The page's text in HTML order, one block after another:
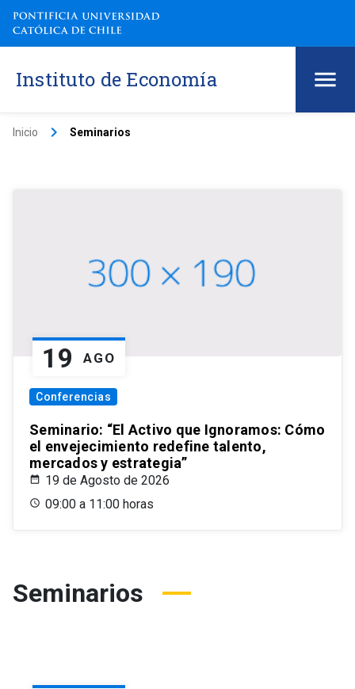
Instituto de Economía
Inicio keyboard_arrow_right Seminarios
19 AGO
Conferencias
Seminario: “El Activo que Ignoramos: Cómo
el envejecimiento redefine talento,
mercados y estrategia”
19 de Agosto de 2026
09:00 a 11:00 horas
Seminarios